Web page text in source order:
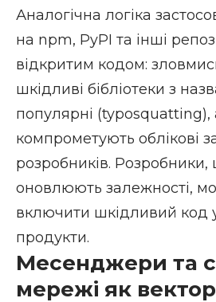
Аналогічна логіка
на npm, PyPI та інші
відкритим кодом:
шкідливі бібліотеки з
популярні (typosquatting),
компрометують облікові
розробників.
оновлюють залежності,
включити шкідливий код
продукти.
Месенджери та
мережі як вектор